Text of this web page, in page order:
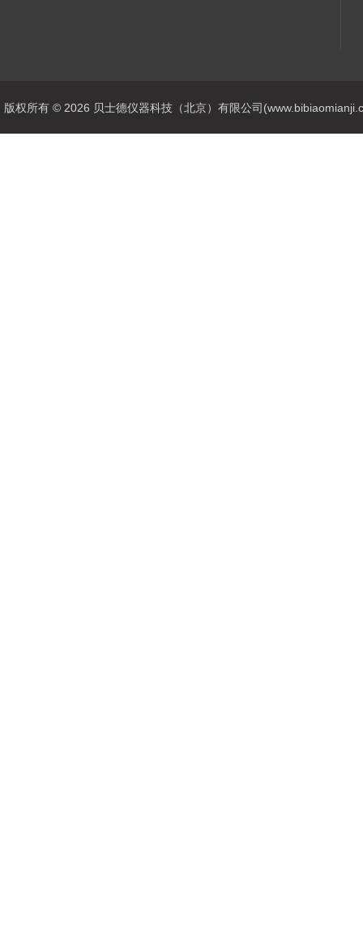
版权所有 © 2026 贝士德仪器科技（北京）有限公司